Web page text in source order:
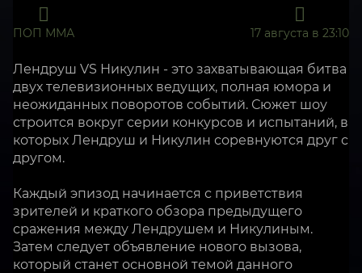
ПОП ММА 17 августа в 23:10
Лендруш VS Никулин - это захватывающая битва
двух телевизионных ведущих, полная юмора и
неожиданных поворотов событий. Сюжет шоу
строится вокруг серии конкурсов и испытаний, в
которых Лендруш и Никулин соревнуются друг с
другом.
Каждый эпизод начинается с приветствия
зрителей и краткого обзора предыдущего
сражения между Лендрушем и Никулиным.
Затем следует объявление нового вызова,
который станет основной темой данного